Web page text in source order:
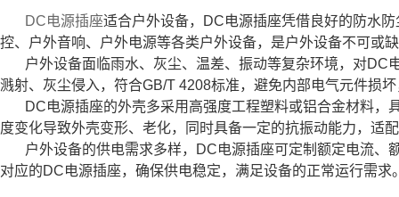
DC电源插座适合户外设备，DC电源插座凭借良好的防水
控、户外音响、户外电源等各类户外设备，是户外设备不可或
户外设备面临雨水、灰尘、温差、振动等复杂环境，对
溅射、灰尘侵入，符合GB/T 4208标准，避免内部电气元件损
DC电源插座的外壳多采用高强度工程塑料或铝合金材料
度变化导致外壳变形、老化，同时具备一定的抗振动能力，适
户外设备的供电需求多样，DC电源插座可定制额定电流
对应的DC电源插座，确保供电稳定，满足设备的正常运行需求